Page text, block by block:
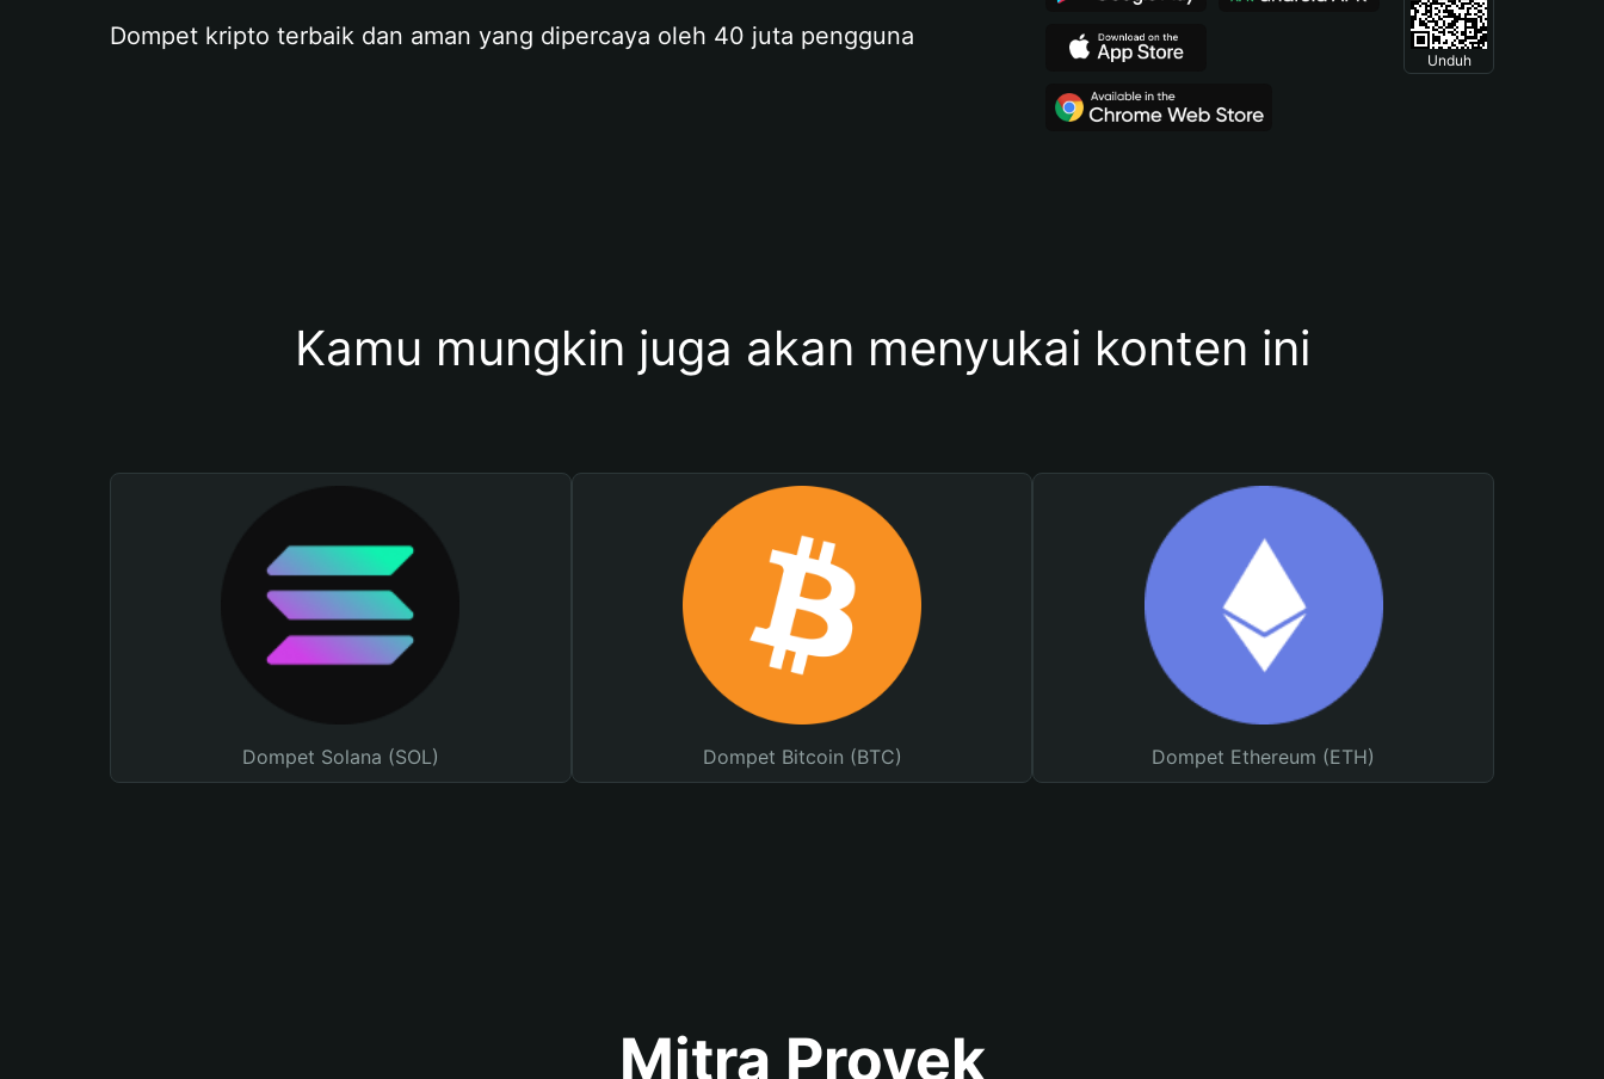
Dompet kripto terbaik dan aman yang dipercaya oleh 40 juta pengguna
Unduh
Kamu mungkin juga akan menyukai konten ini
Dompet Solana (SOL) Dompet Bitcoin (BTC) Dompet Ethereum (ETH)
Mitra Proyek